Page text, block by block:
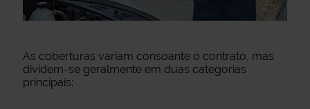
As coberturas variam consoante o contrato, mas
dividem-se geralmente em duas categorias
principais: